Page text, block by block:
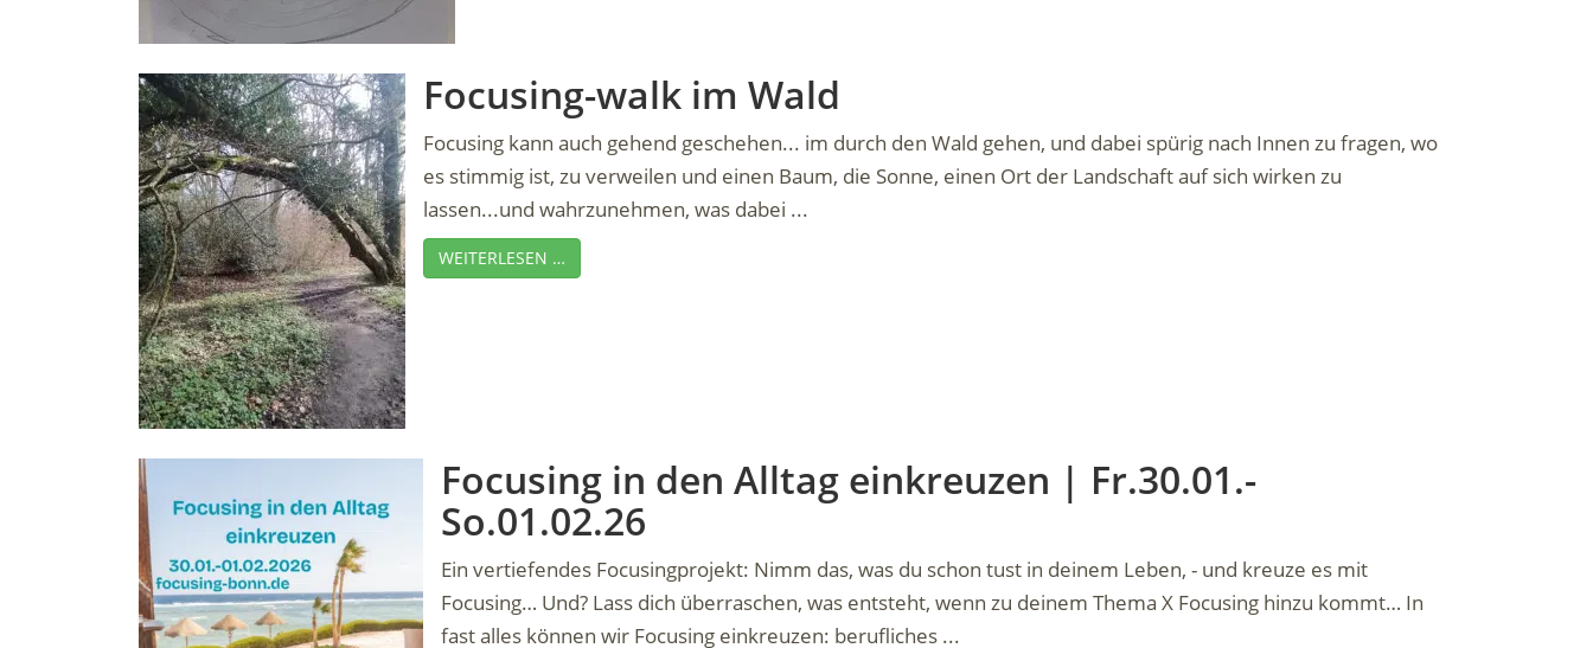
Focusing-walk im Wald
Focusing kann auch gehend geschehen... im durch den Wald gehen, und dabei spürig nach Innen zu fragen, wo
es stimmig ist, zu verweilen und einen Baum, die Sonne, einen Ort der Landschaft auf sich wirken zu
lassen...und wahrzunehmen, was dabei ...
WEITERLESEN …
Focusing in den Alltag einkreuzen | Fr.30.01.-
So.01.02.26
Ein vertiefendes Focusingprojekt: Nimm das, was du schon tust in deinem Leben, - und kreuze es mit
Focusing… Und? Lass dich überraschen, was entsteht, wenn zu deinem Thema X Focusing hinzu kommt… In
fast alles können wir Focusing einkreuzen: berufliches ...